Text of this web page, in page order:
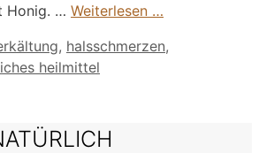
Honig. … Weiterlesen …
, halsschmerzen,
heilmittel